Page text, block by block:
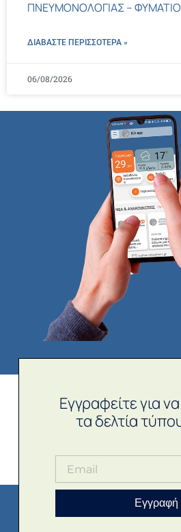
ΠΝΕΥΜΟΝΟΛΟΓΙΑΣ –
ΔΙΑΒΑΣΤΕ ΠΕΡΙΣΣΌΤΕΡΑ »
06/08/2026
Εγγραφείτε για
τα δελτία
Εγγραφή